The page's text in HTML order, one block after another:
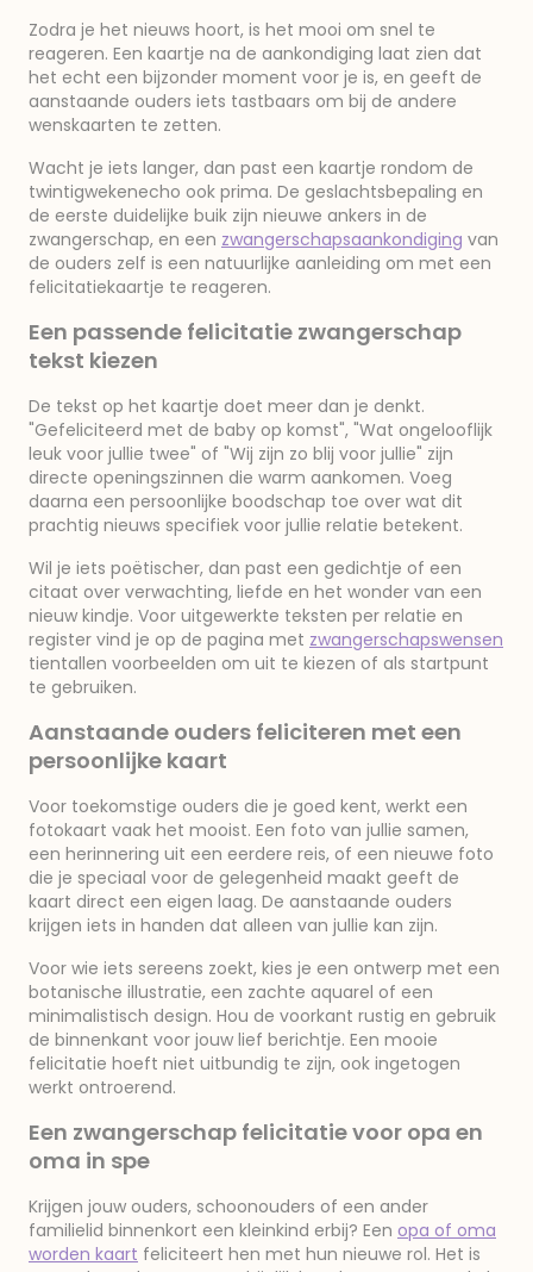
Zodra je het nieuws hoort, is het mooi om snel te
reageren. Een kaartje na de aankondiging laat zien dat
het echt een bijzonder moment voor je is, en geeft de
aanstaande ouders iets tastbaars om bij de andere
wenskaarten te zetten.
Wacht je iets langer, dan past een kaartje rondom de
twintigwekenecho ook prima. De geslachtsbepaling en
de eerste duidelijke buik zijn nieuwe ankers in de
zwangerschap, en een zwangerschapsaankondiging van
de ouders zelf is een natuurlijke aanleiding om met een
felicitatiekaartje te reageren.
Een passende felicitatie zwangerschap
tekst kiezen
De tekst op het kaartje doet meer dan je denkt.
"Gefeliciteerd met de baby op komst", "Wat ongelooflijk
leuk voor jullie twee" of "Wij zijn zo blij voor jullie" zijn
directe openingszinnen die warm aankomen. Voeg
daarna een persoonlijke boodschap toe over wat dit
prachtig nieuws specifiek voor jullie relatie betekent.
Wil je iets poëtischer, dan past een gedichtje of een
citaat over verwachting, liefde en het wonder van een
nieuw kindje. Voor uitgewerkte teksten per relatie en
register vind je op de pagina met zwangerschapswensen
tientallen voorbeelden om uit te kiezen of als startpunt
te gebruiken.
Aanstaande ouders feliciteren met een
persoonlijke kaart
Voor toekomstige ouders die je goed kent, werkt een
fotokaart vaak het mooist. Een foto van jullie samen,
een herinnering uit een eerdere reis, of een nieuwe foto
die je speciaal voor de gelegenheid maakt geeft de
kaart direct een eigen laag. De aanstaande ouders
krijgen iets in handen dat alleen van jullie kan zijn.
Voor wie iets sereens zoekt, kies je een ontwerp met een
botanische illustratie, een zachte aquarel of een
minimalistisch design. Hou de voorkant rustig en gebruik
de binnenkant voor jouw lief berichtje. Een mooie
felicitatie hoeft niet uitbundig te zijn, ook ingetogen
werkt ontroerend.
Een zwangerschap felicitatie voor opa en
oma in spe
Krijgen jouw ouders, schoonouders of een ander
familielid binnenkort een kleinkind erbij? Een opa of oma
worden kaart feliciteert hen met hun nieuwe rol. Het is